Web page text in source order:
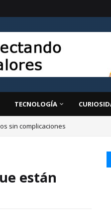
TECNOLOGÍA
sin complicaciones
están